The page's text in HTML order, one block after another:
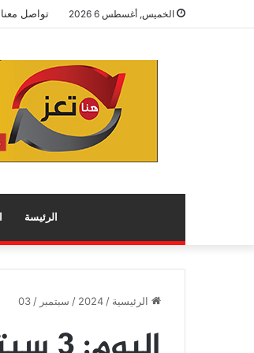
الخميس, أغسطس 6 2026 تواصل معنا
الرئيسة
الرئيسية /
2024
/ سبتمبر /
03